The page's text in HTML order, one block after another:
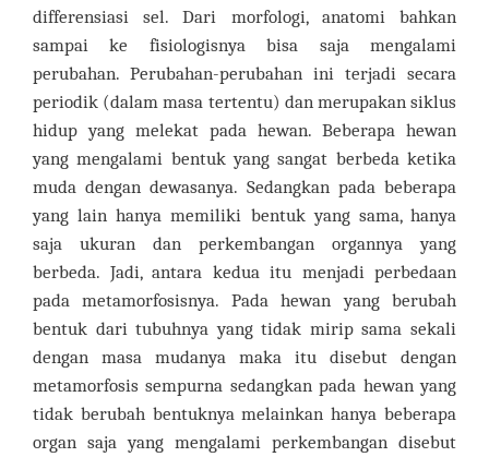
differensiasi sel. Dari morfologi, anatomi bahkan
sampai ke fisiologisnya bisa saja mengalami
perubahan. Perubahan-perubahan ini terjadi secara
periodik (dalam masa tertentu) dan merupakan siklus
hidup yang melekat pada hewan. Beberapa hewan
yang mengalami bentuk yang sangat berbeda ketika
muda dengan dewasanya. Sedangkan pada beberapa
yang lain hanya memiliki bentuk yang sama, hanya
saja ukuran dan perkembangan organnya yang
berbeda. Jadi, antara kedua itu menjadi perbedaan
pada metamorfosisnya. Pada hewan yang berubah
bentuk dari tubuhnya yang tidak mirip sama sekali
dengan masa mudanya maka itu disebut dengan
metamorfosis sempurna sedangkan pada hewan yang
tidak berubah bentuknya melainkan hanya beberapa
organ saja yang mengalami perkembangan disebut